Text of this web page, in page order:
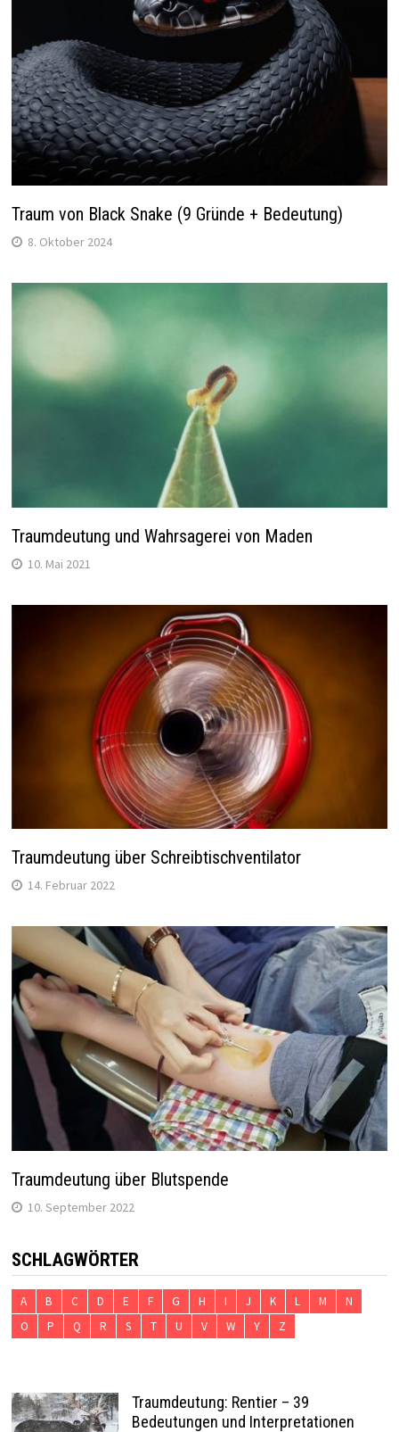
Traum von Black Snake (9 Gründe + Bedeutung)
8. Oktober 2024
Traumdeutung und Wahrsagerei von Maden
10. Mai 2021
Traumdeutung über Schreibtischventilator
14. Februar 2022
Traumdeutung über Blutspende
10. September 2022
SCHLAGWÖRTER
A B C D E F G H I J K L M
N
O
P Q R S T U V W Y Z
Traumdeutung: Rentier – 39
Bedeutungen und Interpretationen